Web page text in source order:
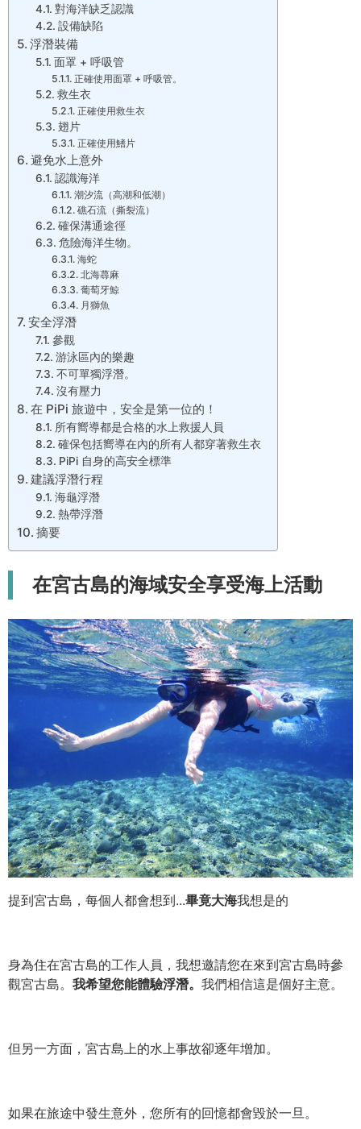
對海洋缺乏認識
設備缺陷
浮潛裝備
面罩 + 呼吸管
正確使用面罩 + 呼吸管。
救生衣
正確使用救生衣
翅片
正確使用鰭片
避免水上意外
認識海洋
潮汐流（高潮和低潮）
礁石流（撕裂流）
確保溝通途徑
危險海洋生物。
海蛇
北海蕁麻
葡萄牙鯨
月獅魚
安全浮潛
參觀
游泳區內的樂趣
不可單獨浮潛。
沒有壓力
在 PiPi 旅遊中，安全是第一位的！
所有嚮導都是合格的水上救援人員
確保包括嚮導在內的所有人都穿著救生衣
PiPi 自身的高安全標準
建議浮潛行程
海龜浮潛
熱帶浮潛
摘要
在宮古島的海域安全享受海上活動
提到宮古島，每個人都會想到...畢竟大海我想是的
身為住在宮古島的工作人員，我想邀請您在來到宮古島時參
觀宮古島。 我希望您能體驗浮潛。 我們相信這是個好主意。
但另一方面，宮古島上的水上事故卻逐年增加。
如果在旅途中發生意外，您所有的回憶都會毀於一旦。